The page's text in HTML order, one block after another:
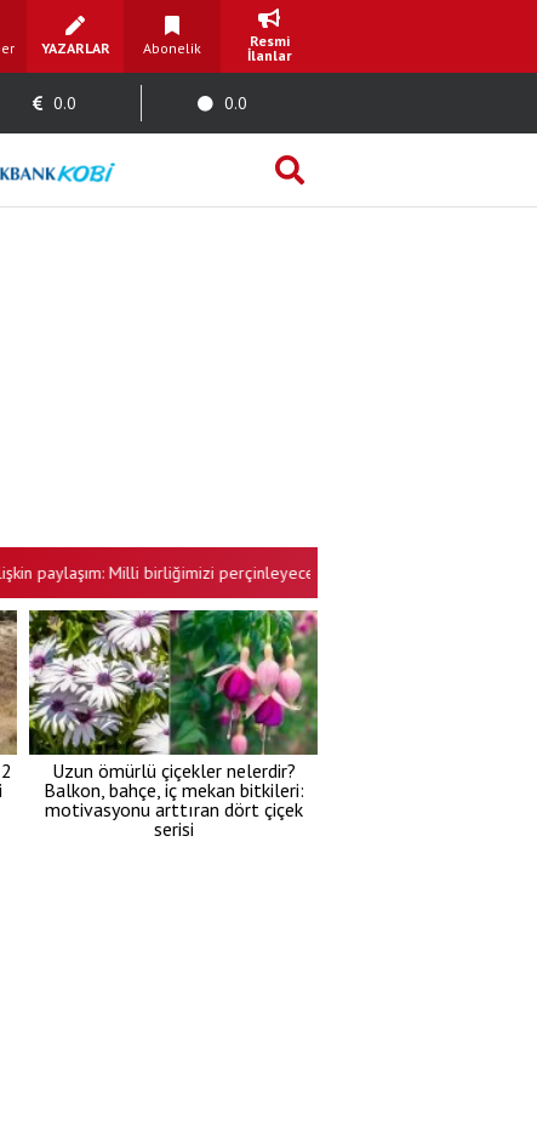
YAZARLAR Abonelik
Resmi
İlanlar
0.0 0.0
Milli birliğimizi perçinleyecek •
Uzun ömürlü çiçekler nelerdir?
Balkon, bahçe, iç mekan bitkileri:
motivasyonu arttıran dört çiçek
serisi